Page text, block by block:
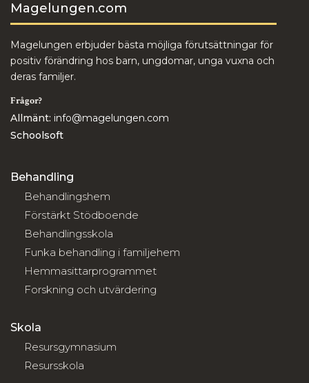
Magelungen.com
Magelungen erbjuder bästa möjliga förutsättningar för
positiv förändring hos barn, ungdomar, unga vuxna och
deras familjer.
Frågor?
Allmänt: info@magelungen.com
Schoolsoft
Behandling
Behandlingshem
Förstärkt Stödboende
Behandlingsskola
Funka behandling i familjehem
Hemmasittarprogrammet
Forskning och utvärdering
Skola
Resursgymnasium
Resursskola